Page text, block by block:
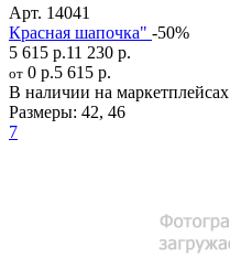
Арт. 14041
Красная шапочка" -50%
5 615 р.11 230 р.
от 0 р.5 615 р.
В наличии на маркетплейсах
Размеры: 42, 46
7